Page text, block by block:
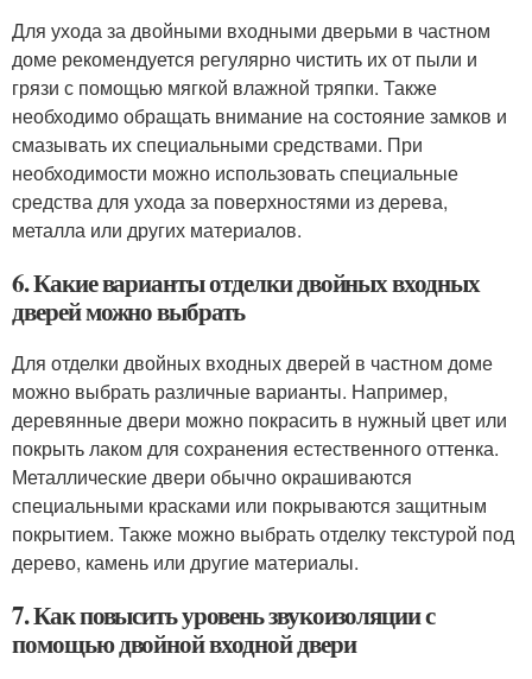
Для ухода за двойными входными дверьми в частном
доме рекомендуется регулярно чистить их от пыли и
грязи с помощью мягкой влажной тряпки. Также
необходимо обращать внимание на состояние замков и
смазывать их специальными средствами. При
необходимости можно использовать специальные
средства для ухода за поверхностями из дерева,
металла или других материалов.
6. Какие варианты отделки двойных входных
дверей можно выбрать
Для отделки двойных входных дверей в частном доме
можно выбрать различные варианты. Например,
деревянные двери можно покрасить в нужный цвет или
покрыть лаком для сохранения естественного оттенка.
Металлические двери обычно окрашиваются
специальными красками или покрываются защитным
покрытием. Также можно выбрать отделку текстурой под
дерево, камень или другие материалы.
7. Как повысить уровень звукоизоляции с
помощью двойной входной двери